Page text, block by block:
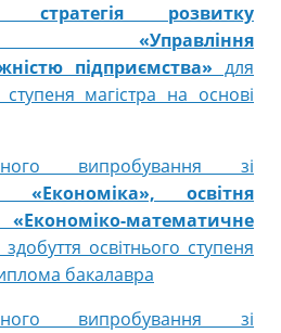
розвитку
«Управління
підприємства» для
ступеня магістра на основі
випробування зі
«Економіка», освітня
математичне
освітнього ступеня
бакалавра
випробування зі